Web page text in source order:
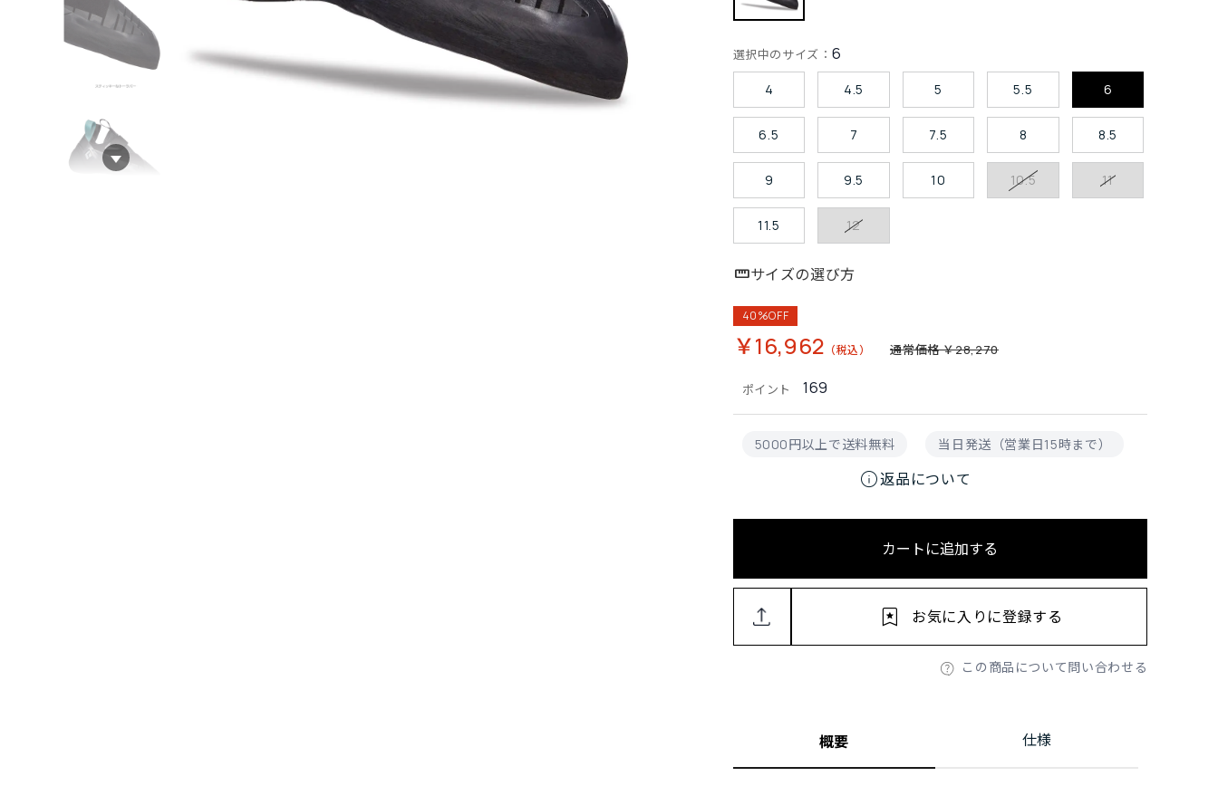
ポイント 169
選択中のサイズ： 6
4 4.5 5 5.5 6
6.5 7 7.5 8 8.5
9 9.5 10 10.5 11
11.5 12
サイズの選び方
5000円以上で送料無料 当日発送（営業日15時まで）
info返品について
40%OFF
￥16,962 通常価格 ￥28,270
カートに追加する
この商品について問い合わせる
お気に入りに登録する
概要 仕様